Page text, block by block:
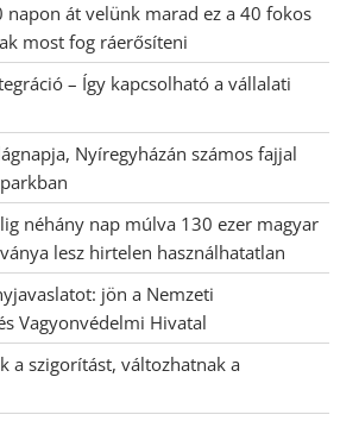
napon át velünk marad ez a 40 fokos
most fog ráerősíteni
– Így kapcsolható a vállalati
Nyíregyházán számos fajjal
néhány nap múlva 130 ezer magyar
lesz hirtelen használhatatlan
jön a Nemzeti
Vagyonvédelmi Hivatal
a szigorítást, változhatnak a